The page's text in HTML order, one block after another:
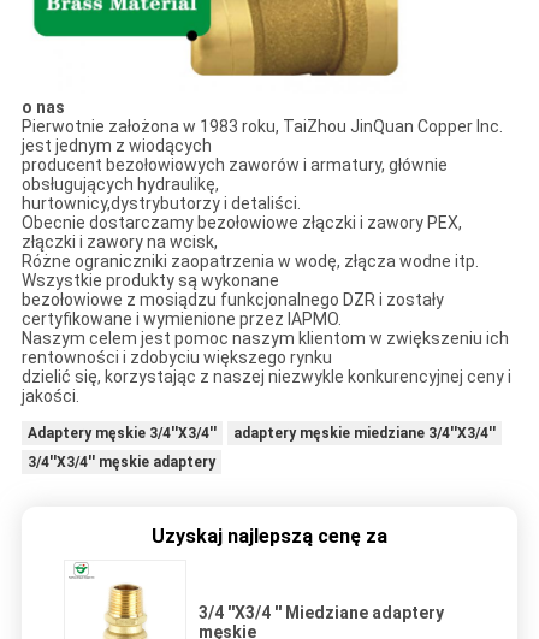
o nas
Pierwotnie założona w 1983 roku, TaiZhou JinQuan Copper Inc.
jest jednym z wiodących
producent bezołowiowych zaworów i armatury, głównie
obsługujących hydraulikę,
hurtownicy,dystrybutorzy i detaliści.
Obecnie dostarczamy bezołowiowe złączki i zawory PEX,
złączki i zawory na wcisk,
Różne ograniczniki zaopatrzenia w wodę, złącza wodne itp.
Wszystkie produkty są wykonane
bezołowiowe z mosiądzu funkcjonalnego DZR i zostały
certyfikowane i wymienione przez IAPMO.
Naszym celem jest pomoc naszym klientom w zwiększeniu ich
rentowności i zdobyciu większego rynku
dzielić się, korzystając z naszej niezwykle konkurencyjnej ceny i
jakości.
Adaptery męskie 3/4''X3/4''
adaptery męskie miedziane 3/4''X3/4''
3/4''X3/4'' męskie adaptery
Uzyskaj najlepszą cenę za
3/4 ''X3/4 '' Miedziane adaptery
męskie